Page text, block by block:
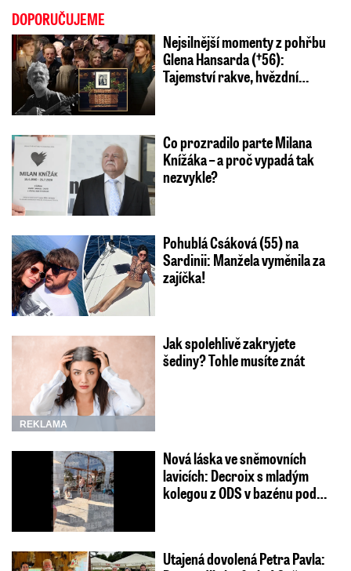
DOPORUČUJEME
Nejsilnější momenty z pohřbu
Glena Hansarda (†56):
Tajemství rakve, hvězdní…
Co prozradilo parte Milana
Knížáka – a proč vypadá tak
nezvykle?
Pohublá Csáková (55) na
Sardinii: Manžela vyměnila za
zajíčka!
REKLAMA
Jak spolehlivě zakryjete
šediny? Tohle musíte znát
Nová láska ve sněmovních
lavicích: Decroix s mladým
kolegou z ODS v bazénu pod…
Utajená dovolená Petra Pavla: